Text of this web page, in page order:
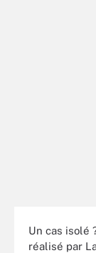
Un cas isolé
réalisé par